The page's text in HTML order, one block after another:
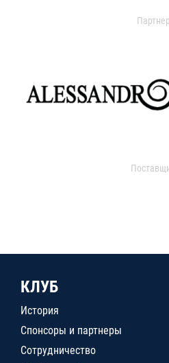
Партнер
КЛУБ
История
Спонсоры и партнеры
Сотрудничество